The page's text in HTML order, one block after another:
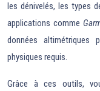
les dénivelés, les types
applications comme
données altimétriques
physiques requis.
Grâce à ces outils,